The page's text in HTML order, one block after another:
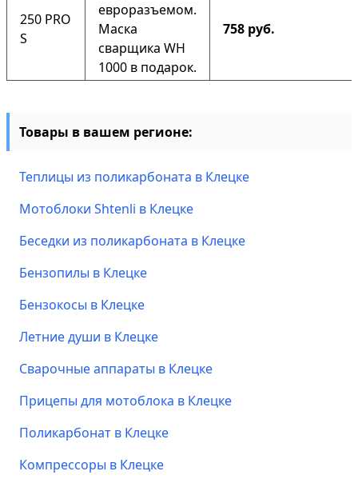
250 PRO
S
евроразъемом.
Маска
сварщика WH
1000 в подарок.
758 руб.
Товары в вашем регионе:
Теплицы из поликарбоната в Клецке
Мотоблоки Shtenli в Клецке
Беседки из поликарбоната в Клецке
Бензопилы в Клецке
Бензокосы в Клецке
Летние души в Клецке
Сварочные аппараты в Клецке
Прицепы для мотоблока в Клецке
Поликарбонат в Клецке
Компрессоры в Клецке